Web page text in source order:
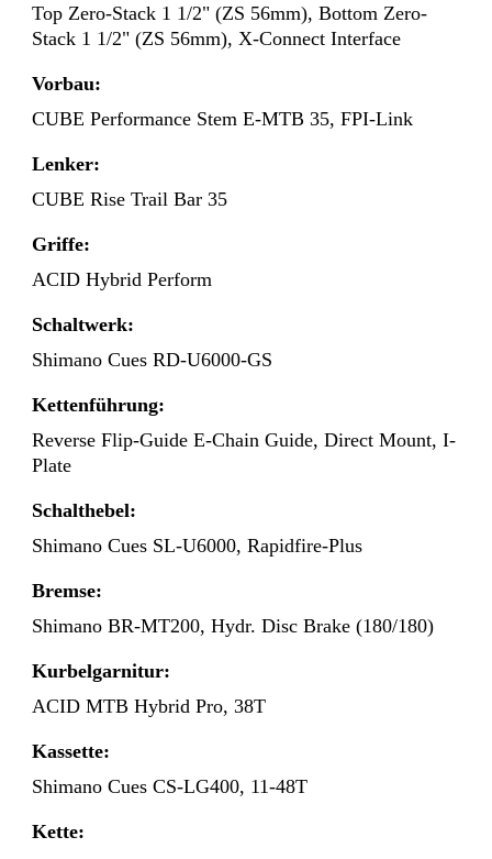
Top Zero-Stack 1 1/2" (ZS 56mm), Bottom Zero-
Stack 1 1/2" (ZS 56mm), X-Connect Interface
Vorbau:
CUBE Performance Stem E-MTB 35, FPI-Link
Lenker:
CUBE Rise Trail Bar 35
Griffe:
ACID Hybrid Perform
Schaltwerk:
Shimano Cues RD-U6000-GS
Kettenführung:
Reverse Flip-Guide E-Chain Guide, Direct Mount, I-
Plate
Schalthebel:
Shimano Cues SL-U6000, Rapidfire-Plus
Bremse:
Shimano BR-MT200, Hydr. Disc Brake (180/180)
Kurbelgarnitur:
ACID MTB Hybrid Pro, 38T
Kassette:
Shimano Cues CS-LG400, 11-48T
Kette: